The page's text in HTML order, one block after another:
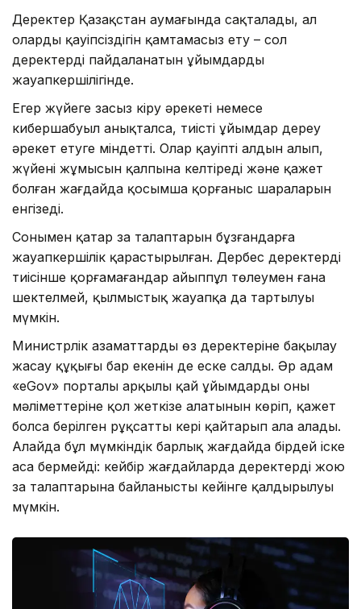
Деректер Қазақстан аумағында сақталады, ал
олардың қауіпсіздігін қамтамасыз ету – сол
деректерді пайдаланатын ұйымдардың
жауапкершілігінде.
Егер жүйеге заңсыз кіру әрекеті немесе
кибершабуыл анықталса, тиісті ұйымдар дереу
әрекет етуге міндетті. Олар қауіптің алдын алып,
жүйенің жұмысын қалпына келтіреді және қажет
болған жағдайда қосымша қорғаныс шараларын
енгізеді.
Сонымен қатар заң талаптарын бұзғандарға
жауапкершілік қарастырылған. Дербес деректерді
тиісінше қорғамағандар айыппұл төлеумен ғана
шектелмей, қылмыстық жауапқа да тартылуы
мүмкін.
Министрлік азаматтардың өз деректеріне бақылау
жасау құқығы бар екенін де еске салды. Әр адам
«eGov» порталы арқылы қай ұйымдардың оның
мәліметтеріне қол жеткізе алатынын көріп, қажет
болса берілген рұқсатты кері қайтарып ала алады.
Алайда бұл мүмкіндік барлық жағдайда бірдей іске
аса бермейді: кейбір жағдайларда деректерді жою
заң талаптарына байланысты кейінге қалдырылуы
мүмкін.